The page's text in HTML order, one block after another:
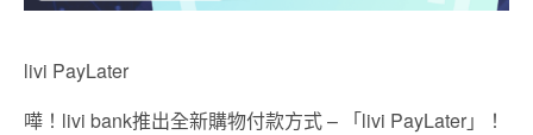
livi PayLater
嘩！livi bank推出全新購物付款方式 – 「livi PayLater」！